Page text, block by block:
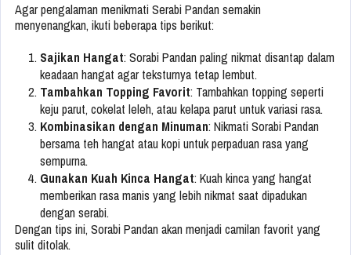
Agar pengalaman menikmati Serabi Pandan semakin
menyenangkan, ikuti beberapa tips berikut:
Sajikan Hangat: Sorabi Pandan paling nikmat disantap dalam
keadaan hangat agar teksturnya tetap lembut.
Tambahkan Topping Favorit: Tambahkan topping seperti
keju parut, cokelat leleh, atau kelapa parut untuk variasi rasa.
Kombinasikan dengan Minuman: Nikmati Sorabi Pandan
bersama teh hangat atau kopi untuk perpaduan rasa yang
sempurna.
Gunakan Kuah Kinca Hangat: Kuah kinca yang hangat
memberikan rasa manis yang lebih nikmat saat dipadukan
dengan serabi.
Dengan tips ini, Sorabi Pandan akan menjadi camilan favorit yang
sulit ditolak.